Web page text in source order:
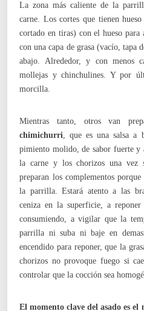
La zona más caliente de la
carne. Los cortes que tienen
cortado en tiras) con el hueso para
con una capa de grasa (vacío, tapa
abajo. Alrededor, y con menos
mollejas y chinchulines. Y por
morcilla.
Mientras tanto, otros van
chimichurri, que es una salsa a
pimiento molido, de sabor fuerte y
la carne y los chorizos una vez
preparan los complementos
la parrilla. Estará atento a las
ceniza en la superficie, a
consumiendo, a vigilar que la
parrilla ni suba ni baje en
encendido para reponer, que la
chorizos no provoque fuego si
controlar que la cocción sea
El momento clave del asado es